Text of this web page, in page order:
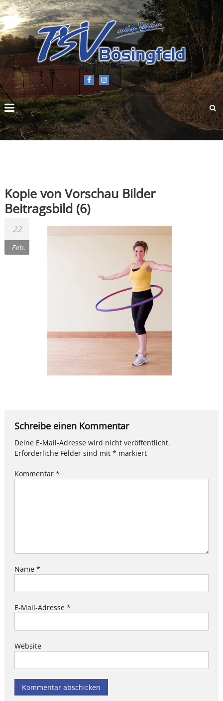
TSV
BÖSINGFELD
E.V.
Kopie von Vorschau Bilder
Beitragsbild (6)
22
Feb.
Schreibe einen Kommentar
Deine E-Mail-Adresse wird nicht veröffentlicht.
Erforderliche Felder sind mit * markiert
Kommentar *
Name *
E-Mail-Adresse *
Website